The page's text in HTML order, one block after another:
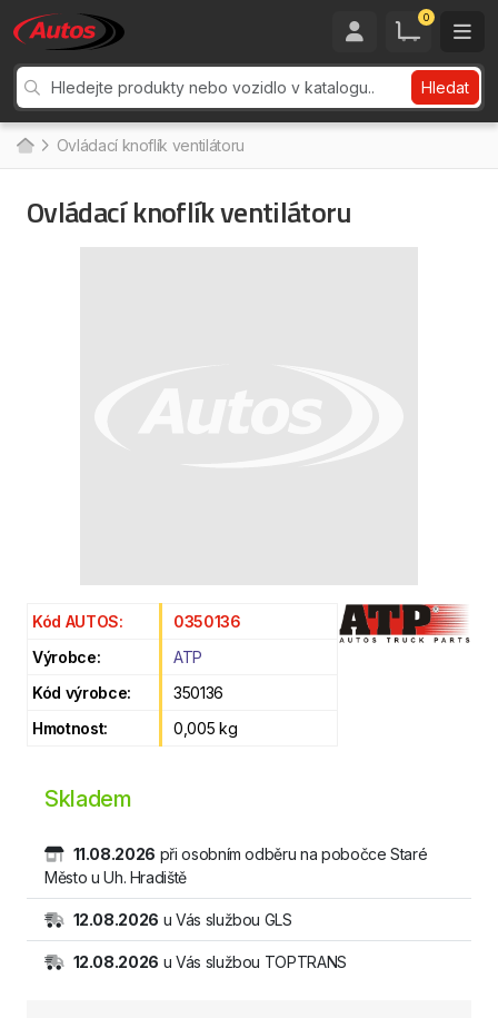
0
Hledat
Ovládací knoflík ventilátoru
Ovládací knoflík ventilátoru
Kód AUTOS:
0350136
Výrobce:
ATP
Kód výrobce:
350136
Hmotnost:
0,005 kg
Skladem
11.08.2026 při osobním odběru na pobočce Staré
Město u Uh. Hradiště
12.08.2026 u Vás službou GLS
12.08.2026 u Vás službou TOPTRANS